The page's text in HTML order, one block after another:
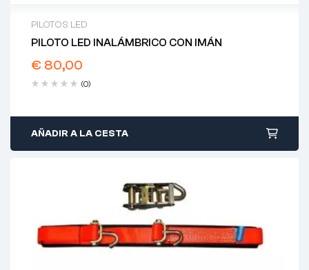
PILOTOS LED
PILOTO LED INALÁMBRICO CON IMÁN
€ 80,00
(0)
AÑADIR A LA CESTA